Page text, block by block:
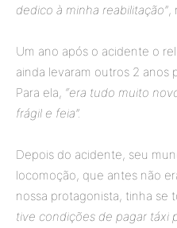
dedico à minha reabilitação”,
Um ano após o acidente o
ainda levaram outros 2 anos
Para ela, “era tudo muito
frágil e feia”.
Depois do acidente, seu
locomoção, que antes não
nossa protagonista, tinha se
tive condições de pagar táxi